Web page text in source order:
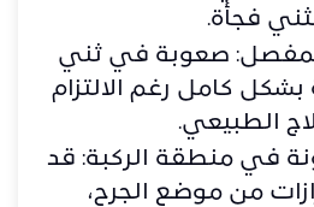
فجأة.
صعوبة في ثني
بشكل كامل رغم الالتزام
الطبيعي.
في منطقة الركبة: قد
من موضع الجرح،